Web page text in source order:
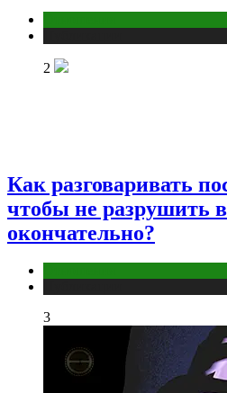
2
Как разговаривать
чтобы не разрушить
окончательно?
3